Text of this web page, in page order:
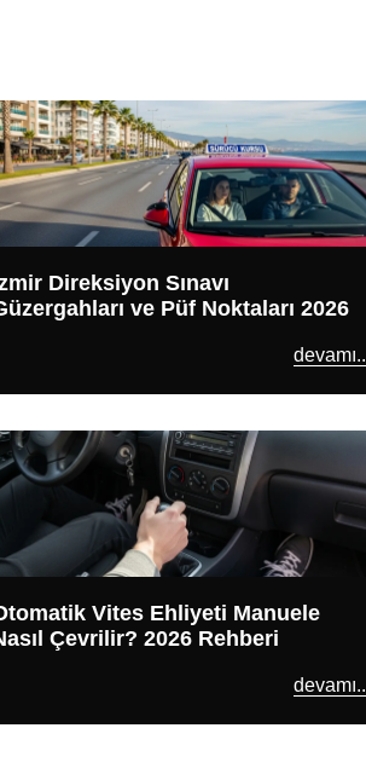
Direksiyon Sınavı
ve Püf Noktaları 2026
devamı..
Vites Ehliyeti Manuele
Çevrilir? 2026 Rehberi
devamı..